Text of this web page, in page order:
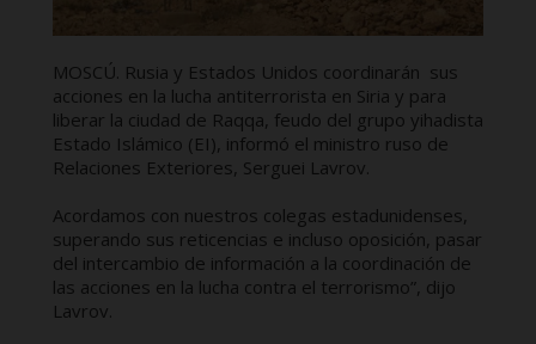
MOSCÚ. Rusia y Estados Unidos coordinarán sus
acciones en la lucha antiterrorista en Siria y para
liberar la ciudad de Raqqa, feudo del grupo yihadista
Estado Islámico (EI), informó el ministro ruso de
Relaciones Exteriores, Serguei Lavrov.
Acordamos con nuestros colegas estadunidenses,
superando sus reticencias e incluso oposición, pasar
del intercambio de información a la coordinación de
las acciones en la lucha contra el terrorismo”, dijo
Lavrov.